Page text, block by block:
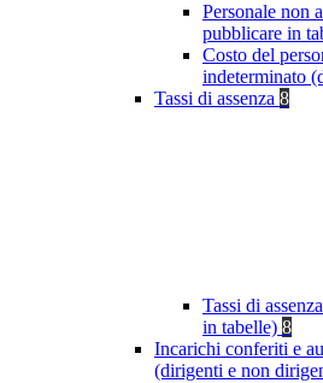
Personale non
pubblicare in
Costo del
indeterminato
Tassi di assenza 8
Tassi di
in tabelle) 8
Incarichi conferiti e
(dirigenti e non